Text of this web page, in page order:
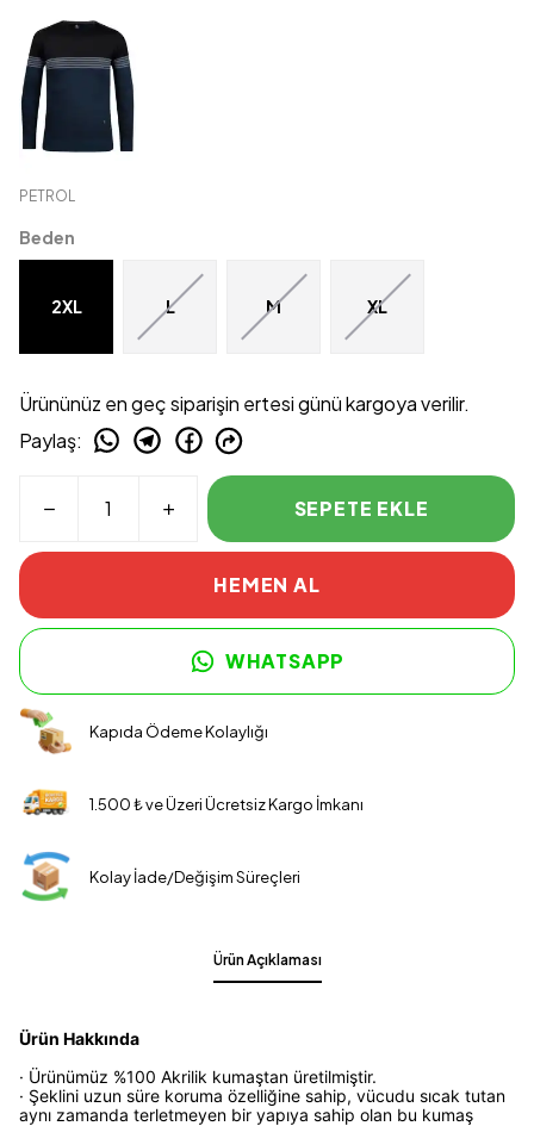
PETROL
Beden
2XL L M XL
Ürününüz en geç siparişin ertesi günü kargoya verilir.
Paylaş:
SEPETE EKLE
HEMEN AL
WHATSAPP
Kapıda Ödeme Kolaylığı
1.500 ₺ ve Üzeri Ücretsiz Kargo İmkanı
Kolay İade/Değişim Süreçleri
Ürün Açıklaması
Ürün Hakkında
· Ürünümüz %100 Akrilik kumaştan üretilmiştir.
· Şeklini uzun süre koruma özelliğine sahip, vücudu sıcak tutan
aynı zamanda terletmeyen bir yapıya sahip olan bu kumaş